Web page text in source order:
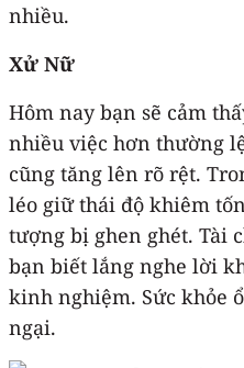
nhiều.
Xử Nữ
Hôm nay bạn sẽ cảm
nhiều việc hơn thường
cũng tăng lên rõ rệt.
léo giữ thái độ khiêm
tượng bị ghen ghét. Tài
bạn biết lắng nghe lời
kinh nghiệm. Sức khỏe
ngại.